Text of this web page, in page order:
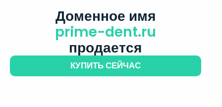
Доменное имя
prime-dent.ru
продается
КУПИТЬ СЕЙЧАС